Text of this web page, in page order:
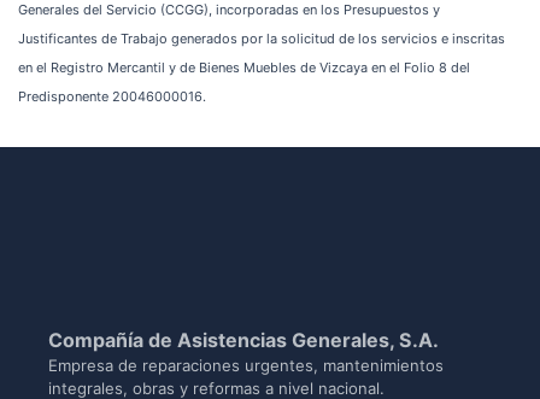
Generales del Servicio (CCGG), incorporadas en los Presupuestos y
Justificantes de Trabajo generados por la solicitud de los servicios e inscritas
en el Registro Mercantil y de Bienes Muebles de Vizcaya en el Folio 8 del
Predisponente 20046000016.
Compañía de Asistencias Generales, S.A.
Empresa de reparaciones urgentes, mantenimientos
integrales, obras y reformas a nivel nacional.